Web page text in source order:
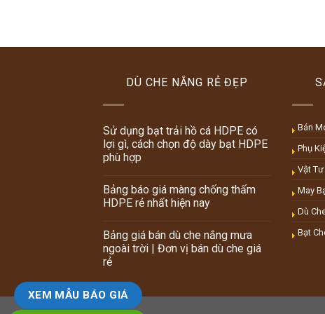
DÙ CHE NẮNG RẺ ĐẸP
Sử dụng bạt trải hồ cá HDPE có
lợi gì, cách chọn độ dày bạt HDPE
phù hợp
Bảng báo giá màng chống thấm
HDPE rẻ nhất hiện nay
Bảng giá bán dù che nắng mưa
ngoài trời | Đơn vị bán dù che giá
rẻ
Bán
Phụ
Vật
May
Dù
Bạt
XEM MẪU BÁO GIÁ